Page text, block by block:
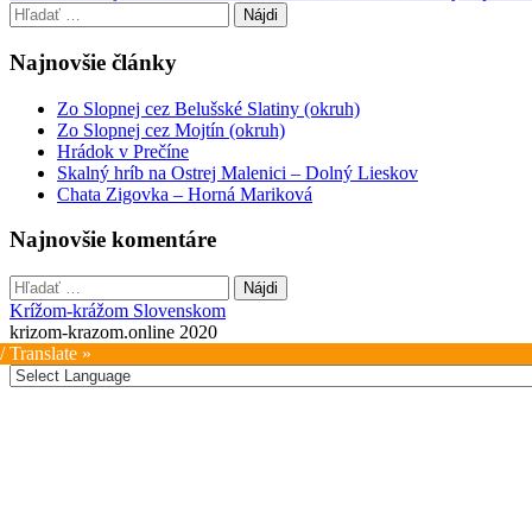
navigation
Hľadať:
Najnovšie články
Zo Slopnej cez Belušské Slatiny (okruh)
Zo Slopnej cez Mojtín (okruh)
Hrádok v Prečíne
Skalný hríb na Ostrej Malenici – Dolný Lieskov
Chata Zigovka – Horná Mariková
Najnovšie komentáre
Hľadať:
Krížom-krážom Slovenskom
krizom-krazom.online 2020
Translate »